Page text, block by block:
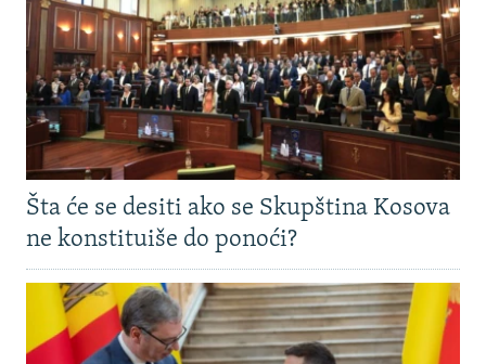
POST SCRIPTUM
MOJA EVROPA
TRI DECENIJE OD RATA U BIH
SVE KARTE DEJTONA
NASTANAK I RASPAD JUGOSLAVIJE
Šta će se desiti ako se Skupština Kosova
ne konstituiše do ponoći?